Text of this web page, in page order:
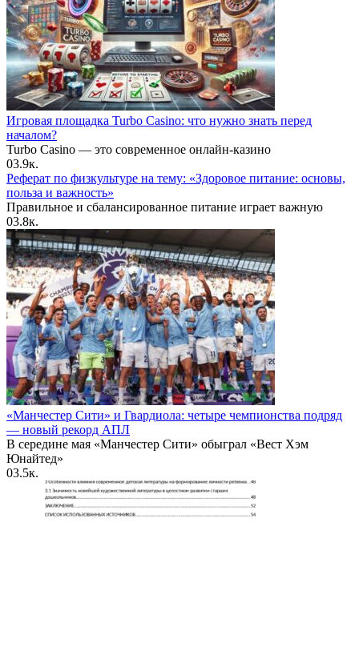
Игровая площадка Turbo Casino: что нужно знать перед
началом?
Turbo Casino — это современное онлайн-казино
03.9к.
Реферат по физкультуре на тему: «Здоровое питание: основы,
польза и важность»
Правильное и сбалансированное питание играет важную
03.8к.
«Манчестер Сити» и Гвардиола: четыре чемпионства подряд
— новый рекорд АПЛ
В середине мая «Манчестер Сити» обыграл «Вест Хэм
Юнайтед»
03.5к.